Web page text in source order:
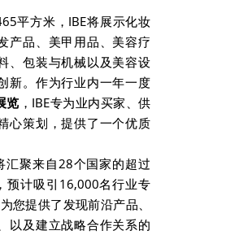
平方米，IBE将展示化妆
产品、美甲用品、美容疗
、包装与机械以及美容设
新。作为行业内一年一度
览 ，IBE专为业内买家、供
心策划，提供了一个优质
汇聚来自28个国家的超过
预计吸引16,000名行业专
您提供了发现前沿产品、
以及建立战略合作关系的